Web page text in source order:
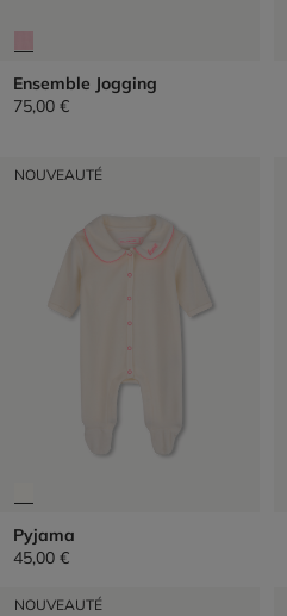
Ensemble Jogging
75,00 €
NOUVEAUTÉ
Pyjama
45,00 €
NOUVEAUTÉ